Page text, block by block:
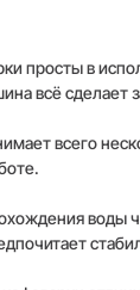
просты в
всё сделает
всего
воды